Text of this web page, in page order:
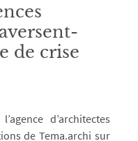
de crise
d’architectes
de Tema.archi sur